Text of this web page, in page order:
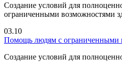
Создание условий для
ограниченными возможностями
03.10
Помощь людям с ограниченными
Создание условий для